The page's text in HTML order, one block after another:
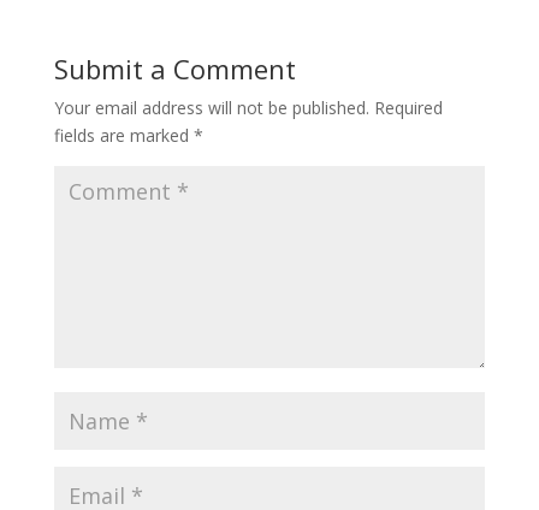
Submit a Comment
Your email address will not be published. Required
fields are marked *